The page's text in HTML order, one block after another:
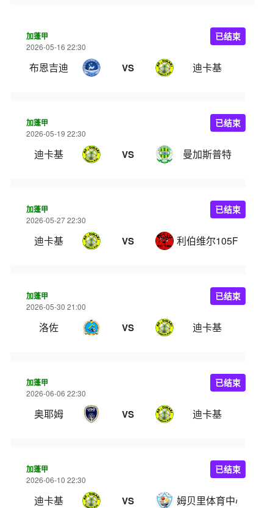
加蓬甲
2026-05-16 22:30
布恩吉迪 VS 迪卡基
已结束
加蓬甲
2026-05-19 22:30
迪卡基 VS 曼加斯普特
已结束
加蓬甲
2026-05-27 22:30
迪卡基 VS 利伯维尔105FC
已结束
加蓬甲
2026-05-30 21:00
洛佐 VS 迪卡基
已结束
加蓬甲
2026-06-06 22:30
奥耶姆 VS 迪卡基
已结束
加蓬甲
2026-06-10 22:30
迪卡基 VS 姆贝里体育中心
已结束